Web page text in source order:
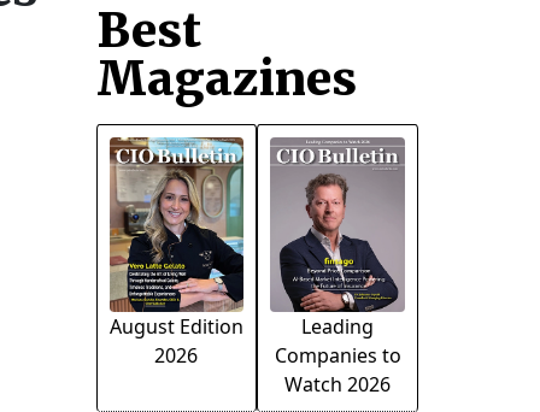
Best
Magazines
August Edition
2026
Leading
Companies to
Watch 2026